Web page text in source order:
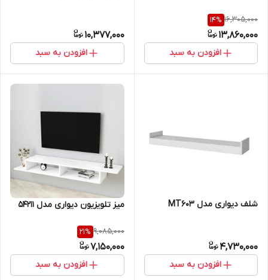
16,305,000
14%
13,860,000
افزودن به سبد
10,377,000
افزودن به سبد
شلف دیواری مدل MT603
4,730,000
افزودن به سبد
میز تلویزیون دیواری مدل 54211
9,085,000
21%
7,150,000
افزودن به سبد